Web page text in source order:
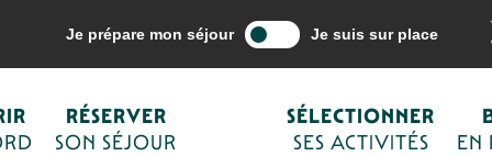
Je prépare mon séjour Je suis sur place
RÉSERVER
SON SÉJOUR
SÉLECTIONNER
SES ACTIVITÉS
EN
mes activités Savoir faire et traditions Les producteurs de notre